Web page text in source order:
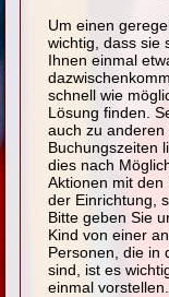
Um einen
wichtig, dass sie
Ihnen einmal
schnell wie
Lösung finden.
auch zu
Buchungszeiten
dies nach
Aktionen mit
der Einrichtung,
Bitte geben Sie
Kind von einer
Personen, die in
sind, ist es
einmal vorstellen.